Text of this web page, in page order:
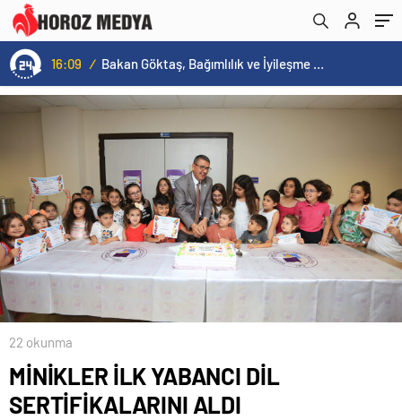
16:09 / Bakan Göktaş, Bağımlılık ve İyileşme Konulu Kadın Forumu’nda konuştu:
22 okunma
MİNİKLER İLK YABANCI DİL
SERTİFİKALARINI ALDI